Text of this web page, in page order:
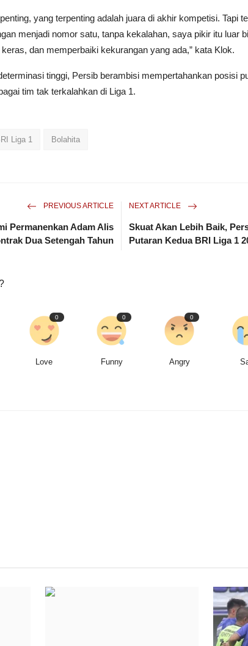
yang terpenting adalah juara di akhir kompetisi. Tapi
menjadi nomor satu, tanpa kekalahan, saya pikir itu luar
dan memperbaiki kekurangan yang ada,” kata Klok.
tinggi, Persib berambisi mempertahankan posisi
tim tak terkalahkan di Liga 1.
Liga 1 Bolahita
PREVIOUS ARTICLE
Permanenkan Adam Alis
Dua Setengah Tahun
NEXT ARTICLE
Skuat Akan Lebih Baik,
Putaran Kedua BRI Liga 1
0
Love
0
Funny
0
Angry